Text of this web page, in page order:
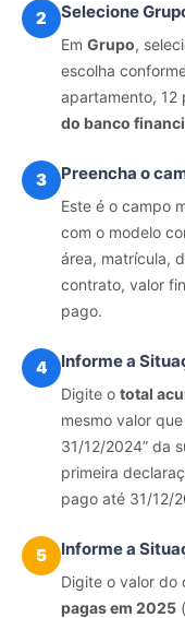
2 Selecione
Em Grupo,
escolha
apartamento, 12
do banco
3 Preencha o
Este é o campo
com o modelo
área, matrícula,
contrato, valor
pago.
4 Informe a
Digite o total
mesmo valor
31/12/2024” da
primeira
pago até 31/12/
5 Informe a
Digite o valor do
pagas em 2025